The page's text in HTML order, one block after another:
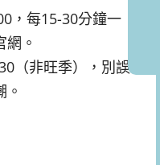
，每15-30分鐘一
。
（非旺季），別誤